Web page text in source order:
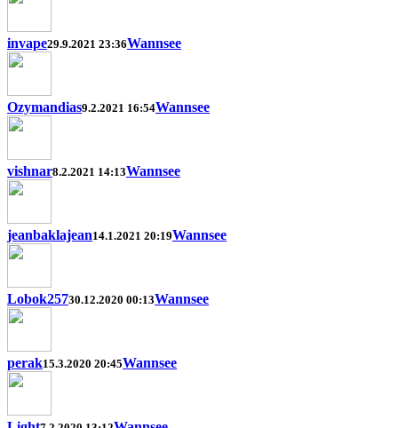
invape29.9.2021 23:36Wannsee
Ozymandias9.2.2021 16:54Wannsee
vishnar8.2.2021 14:13Wannsee
jeanbaklajean14.1.2021 20:19Wannsee
Lobok25730.12.2020 00:13Wannsee
perak15.3.2020 20:45Wannsee